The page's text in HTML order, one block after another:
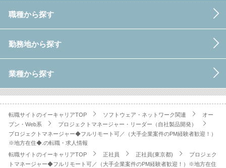
職種から探す
勤務地から探す
業種から探す
転職サイトのイーキャリアTOP ソフトウェア・ネットワーク関連
オー
プン・Web系
プロジェクトマネージャー・リーダー（自社製品開発）
プロジェクトマネージャー◆フルリモート可／（大手企業案件のPM経験者歓迎！）
※地方在住◆.の転職・求人情報
転職サイトのイーキャリアTOP
正社員 正社員(東京都)
プロジェク
トマネージャー◆フルリモート可／（大手企業案件のPM経験者歓迎！）※地方在住